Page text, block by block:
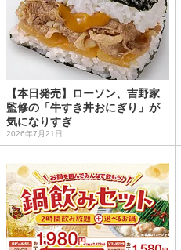
【本日発売】ローソン、吉野家
監修の「牛すき丼おにぎり」が
気になりすぎ
2026年7月21日